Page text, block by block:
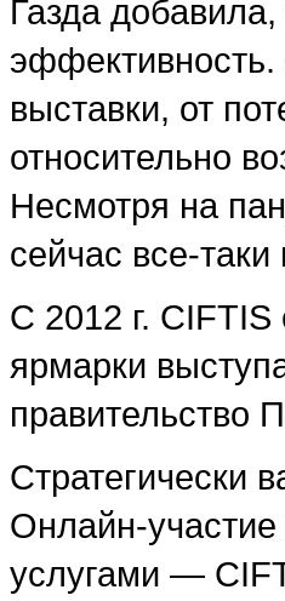
Газда
эффективность.
выставки, от
относительно
Несмотря на
сейчас все-
С 2012 г.
ярмарки
правительство
Стратегически
Онлайн-
услугами —